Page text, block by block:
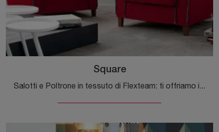
Square
Salotti e Poltrone in tessuto di Flexteam: ti offriamo il modello Square in tessuto per arricchire i tuoi spazi.